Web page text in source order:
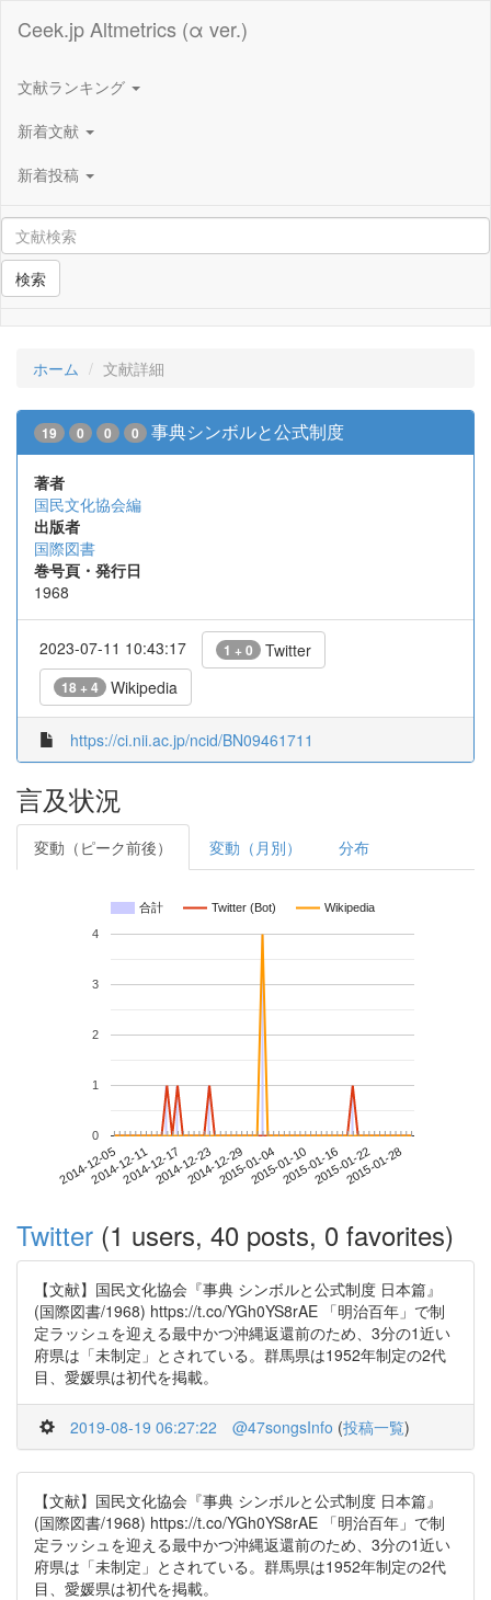
Ceek.jp Altmetrics (α ver.)
文献ランキング
新着文献
新着投稿
検索
ホーム 文献詳細
19 0 0 0 事典シンボルと公式制度
著者
国民文化協会編
出版者
国際図書
巻号頁・発行日
1968
2023-07-11 10:43:17 1 + 0 Twitter
18 + 4 Wikipedia
https://ci.nii.ac.jp/ncid/BN09461711
言及状況
変動（ピーク前後） 変動（月別） 分布
合計 Twitter (Bot) Wikipedia
2014-12-052014-12-112014-12-172014-12-232014-12-292015-01-042015-01-102015-01-162015-01-222015-01-28
0
1
2
3
4
Twitter (1 users, 40 posts, 0 favorites)
【文献】国民文化協会『事典 シンボルと公式制度 日本篇』
(国際図書/1968) https://t.co/YGh0YS8rAE 「明治百年」で制
定ラッシュを迎える最中かつ沖縄返還前のため、3分の1近い
府県は「未制定」とされている。群馬県は1952年制定の2代
目、愛媛県は初代を掲載。
2019-08-19 06:27:22 @47songsInfo (投稿一覧)
【文献】国民文化協会『事典 シンボルと公式制度 日本篇』
(国際図書/1968) https://t.co/YGh0YS8rAE 「明治百年」で制
定ラッシュを迎える最中かつ沖縄返還前のため、3分の1近い
府県は「未制定」とされている。群馬県は1952年制定の2代
目、愛媛県は初代を掲載。